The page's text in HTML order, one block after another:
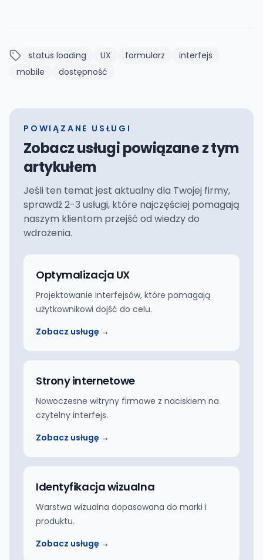
status loading UX formularz
interfejs
mobile
dostępność
POWIĄZANE USŁUGI
Zobacz usługi powiązane z tym
artykułem
Jeśli ten temat jest aktualny dla Twojej firmy,
sprawdź 2-3 usługi, które najczęściej pomagają
naszym klientom przejść od wiedzy do
wdrożenia.
Optymalizacja UX
Projektowanie interfejsów, które pomagają
użytkownikowi dojść do celu.
Zobacz usługę →
Strony internetowe
Nowoczesne witryny firmowe z naciskiem na
czytelny interfejs.
Zobacz usługę →
Identyfikacja wizualna
Warstwa wizualna dopasowana do marki i
produktu.
Zobacz usługę →